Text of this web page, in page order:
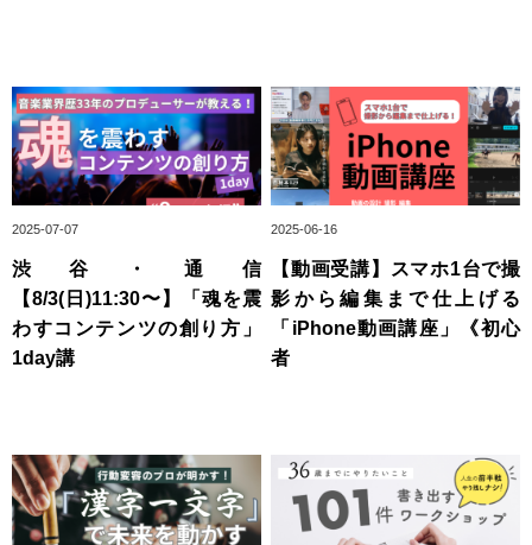
2025-07-07
渋谷・通信
【8/3(日)11:30〜】「魂を震
わすコンテンツの創り方」
1day講
2025-06-16
【動画受講】スマホ1台で撮
影から編集まで仕上げる
「iPhone動画講座」《初心
者